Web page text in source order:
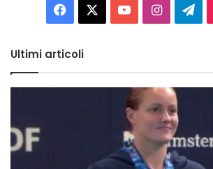
Facebook You
Ultimi articoli